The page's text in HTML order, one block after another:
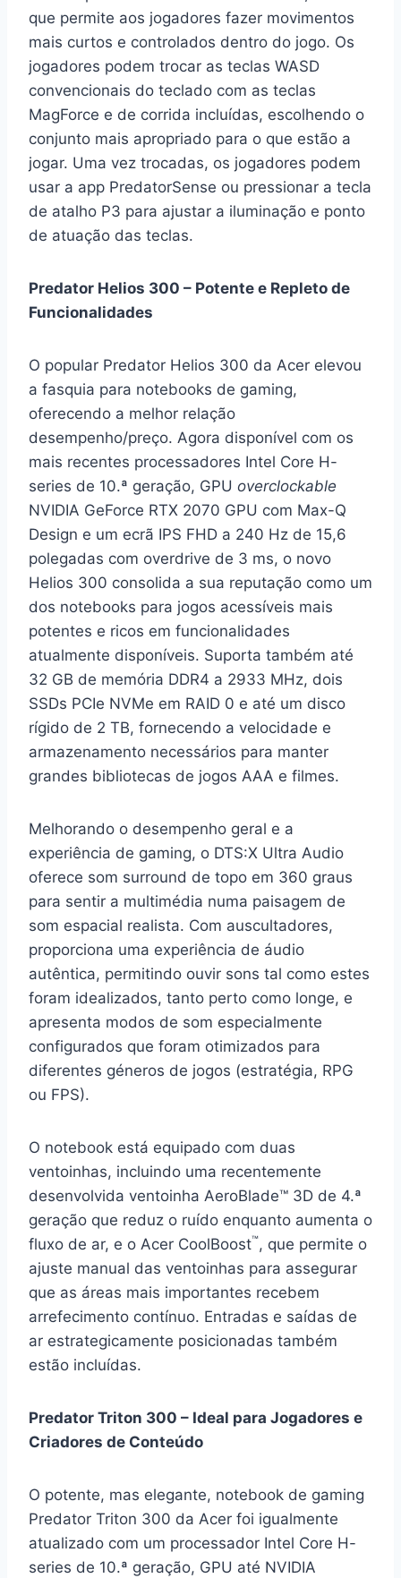
que permite aos jogadores fazer movimentos
mais curtos e controlados dentro do jogo. Os
jogadores podem trocar as teclas WASD
convencionais do teclado com as teclas
MagForce e de corrida incluídas, escolhendo o
conjunto mais apropriado para o que estão a
jogar. Uma vez trocadas, os jogadores podem
usar a app PredatorSense ou pressionar a tecla
de atalho P3 para ajustar a iluminação e ponto
de atuação das teclas.
Predator Helios 300 – Potente e Repleto de
Funcionalidades
O popular Predator Helios 300 da Acer elevou
a fasquia para notebooks de gaming,
oferecendo a melhor relação
desempenho/preço. Agora disponível com os
mais recentes processadores Intel Core H-
series de 10.ª geração, GPU overclockable
NVIDIA GeForce RTX 2070 GPU com Max-Q
Design e um ecrã IPS FHD a 240 Hz de 15,6
polegadas com overdrive de 3 ms, o novo
Helios 300 consolida a sua reputação como um
dos notebooks para jogos acessíveis mais
potentes e ricos em funcionalidades
atualmente disponíveis. Suporta também até
32 GB de memória DDR4 a 2933 MHz, dois
SSDs PCIe NVMe em RAID 0 e até um disco
rígido de 2 TB, fornecendo a velocidade e
armazenamento necessários para manter
grandes bibliotecas de jogos AAA e filmes.
Melhorando o desempenho geral e a
experiência de gaming, o DTS:X Ultra Audio
oferece som surround de topo em 360 graus
para sentir a multimédia numa paisagem de
som espacial realista. Com auscultadores,
proporciona uma experiência de áudio
autêntica, permitindo ouvir sons tal como estes
foram idealizados, tanto perto como longe, e
apresenta modos de som especialmente
configurados que foram otimizados para
diferentes géneros de jogos (estratégia, RPG
ou FPS).
O notebook está equipado com duas
ventoinhas, incluindo uma recentemente
desenvolvida ventoinha AeroBlade™ 3D de 4.ª
geração que reduz o ruído enquanto aumenta o
fluxo de ar, e o Acer CoolBoost™, que permite o
ajuste manual das ventoinhas para assegurar
que as áreas mais importantes recebem
arrefecimento contínuo. Entradas e saídas de
ar estrategicamente posicionadas também
estão incluídas.
Predator Triton 300 – Ideal para Jogadores e
Criadores de Conteúdo
O potente, mas elegante, notebook de gaming
Predator Triton 300 da Acer foi igualmente
atualizado com um processador Intel Core H-
series de 10.ª geração, GPU até NVIDIA